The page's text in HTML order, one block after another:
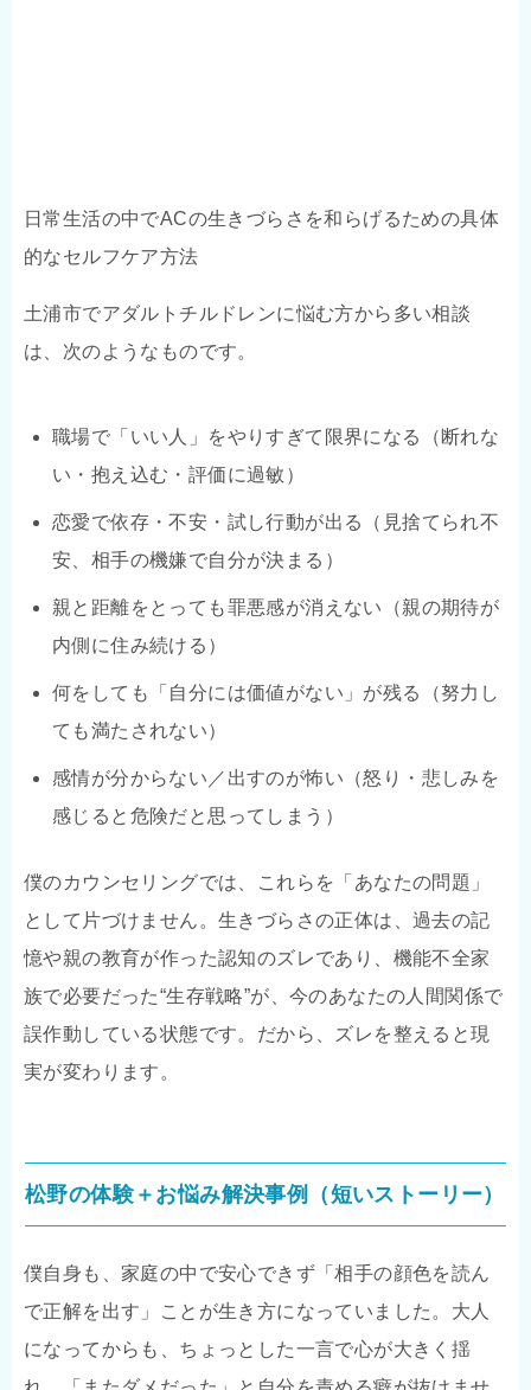
日常生活の中でACの生きづらさを和らげるための具体
的なセルフケア方法
土浦市でアダルトチルドレンに悩む方から多い相談
は、次のようなものです。
職場で「いい人」をやりすぎて限界になる（断れな
い・抱え込む・評価に過敏）
恋愛で依存・不安・試し行動が出る（見捨てられ不
安、相手の機嫌で自分が決まる）
親と距離をとっても罪悪感が消えない（親の期待が
内側に住み続ける）
何をしても「自分には価値がない」が残る（努力し
ても満たされない）
感情が分からない／出すのが怖い（怒り・悲しみを
感じると危険だと思ってしまう）
僕のカウンセリングでは、これらを「あなたの問題」
として片づけません。生きづらさの正体は、過去の記
憶や親の教育が作った認知のズレであり、機能不全家
族で必要だった“生存戦略”が、今のあなたの人間関係で
誤作動している状態です。だから、ズレを整えると現
実が変わります。
松野の体験＋お悩み解決事例（短いストーリー）
僕自身も、家庭の中で安心できず「相手の顔色を読ん
で正解を出す」ことが生き方になっていました。大人
になってからも、ちょっとした一言で心が大きく揺